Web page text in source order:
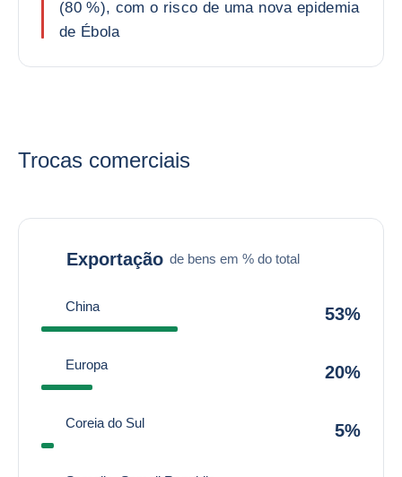
(80 %), com o risco de uma nova epidemia
de Ébola
Trocas comerciais
Exportação de bens em % do total
China 53%
Europa 20%
Coreia do Sul 5%